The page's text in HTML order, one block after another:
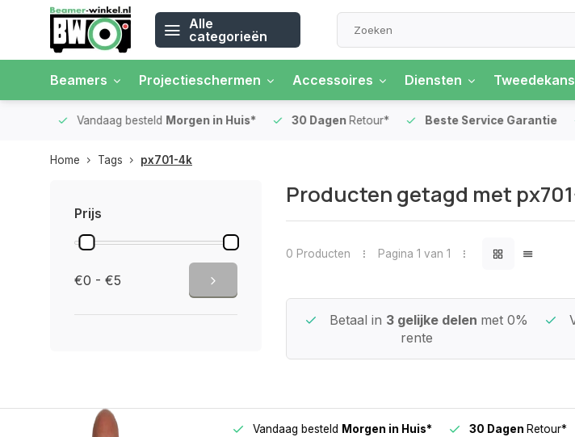
Alle
categorieën
Beamers Projectieschermen Accessoires Diensten Tweedekans
Vandaag besteldMorgen in Huis* 30 DagenRetour* Beste Service Garantie
Home Tags px701-4k
Prijs
€0 - €5
Producten getagd met
0 Producten Pagina 1 van 1
Beste Service Garantie Betaal in 3 gelijke delen met 0%
rente
3 gelijke delen Vandaag besteld Morgen in Huis* 30 DagenRetour*